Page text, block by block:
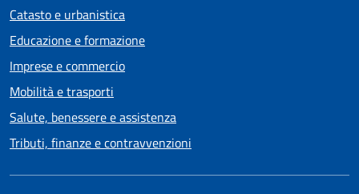
Catasto e urbanistica
Educazione e formazione
Imprese e commercio
Mobilità e trasporti
Salute, benessere e assistenza
Tributi, finanze e contravvenzioni